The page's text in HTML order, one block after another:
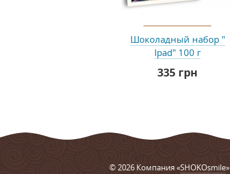
Шоколадный набор "
Ipad" 100 г
335 грн
© 2026 Компания «SHOKOsmile»